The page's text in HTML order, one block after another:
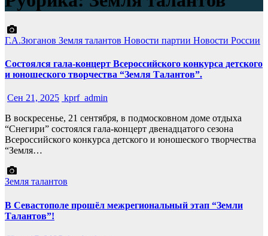
Г.А.Зюганов Земля талантов Новости партии Новости России
Состоялся гала-концерт Всероссийского конкурса детского
и юношеского творчества “Земля Талантов”.
Сен 21, 2025 kprf_admin
В воскресенье, 21 сентября, в подмосковном доме отдыха
“Снегири” состоялся гала-концерт двенадцатого сезона
Всероссийского конкурса детского и юношеского творчества
“Земля…
Земля талантов
В Севастополе прошёл межрегиональный этап “Земли
Талантов”!